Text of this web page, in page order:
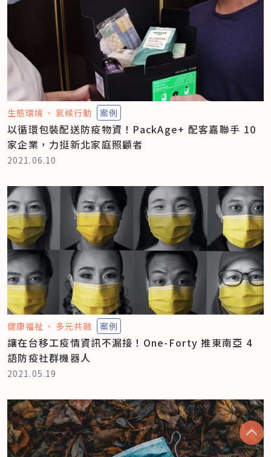
生態環境 氣候行動 案例
以循環包裝配送防疫物資！PackAge+ 配客嘉聯手 10
家企業，力挺新北家庭照顧者
2021.06.10
健康福祉 多元共融 案例
讓在台移工疫情資訊不漏接！One-Forty 推東南亞 4
語防疫社群機器人
2021.05.19